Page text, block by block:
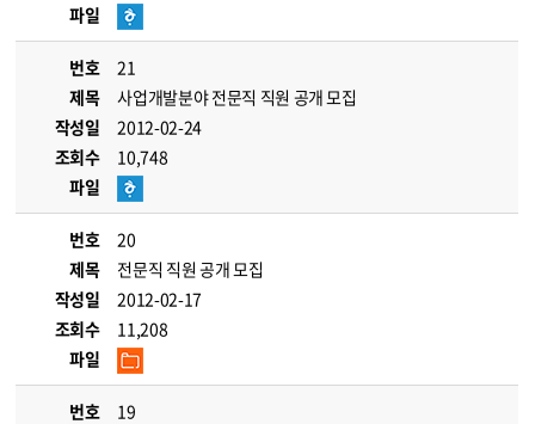
파일
번호
21
제목
사업개발분야 전문직 직원 공개 모집
작성일
2012-02-24
조회수
10,748
파일
번호
20
제목
전문직 직원 공개 모집
작성일
2012-02-17
조회수
11,208
파일
번호
19